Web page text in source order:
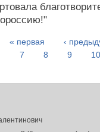
« первая
‹
7
8 9 10